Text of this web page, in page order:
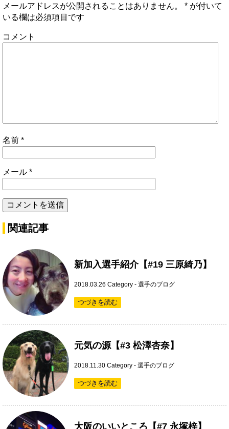
メールアドレスが公開されることはありません。 * が付いて
いる欄は必須項目です
コメント
名前 *
メール *
関連記事
新加入選手紹介【#19 三原綺乃】
2018.03.26 Category - 選手のブログ
つづきを読む
元気の源【#3 松澤杏奈】
2018.11.30 Category - 選手のブログ
つづきを読む
大阪のいいところ【#7 永塚梓】